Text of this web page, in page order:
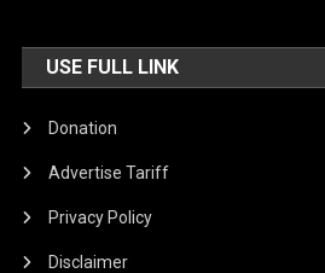
USE FULL LINK
Donation
Advertise Tariff
Privacy Policy
Disclaimer